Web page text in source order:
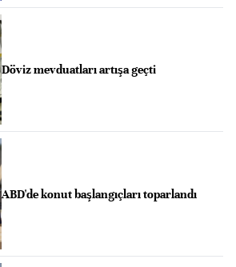
Döviz mevduatları artışa geçti
ABD'de konut başlangıçları toparlandı